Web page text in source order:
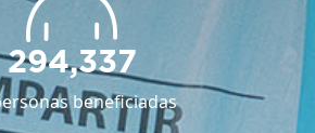
294,337
beneficiadas